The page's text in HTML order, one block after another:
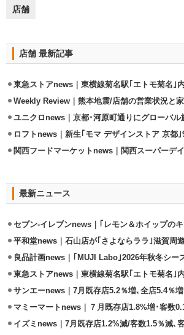
店舗
店舗 最新記事
最新ニュース
サンエーnews｜7月既存店5.2％増､全店5.4％増